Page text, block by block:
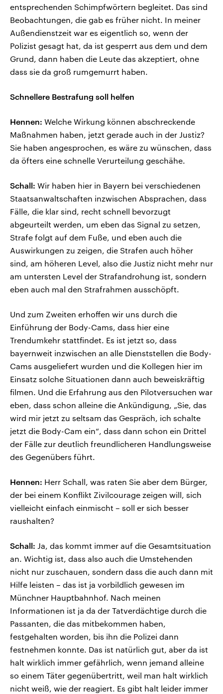
entsprechenden Schimpfwörtern begleitet. Das sind
Beobachtungen, die gab es früher nicht. In meiner
Außendienstzeit war es eigentlich so, wenn der
Polizist gesagt hat, da ist gesperrt aus dem und dem
Grund, dann haben die Leute das akzeptiert, ohne
dass sie da groß rumgemurrt haben.
Schnellere Bestrafung soll helfen
Hennen: Welche Wirkung können abschreckende
Maßnahmen haben, jetzt gerade auch in der Justiz?
Sie haben angesprochen, es wäre zu wünschen, dass
da öfters eine schnelle Verurteilung geschähe.
Schall: Wir haben hier in Bayern bei verschiedenen
Staatsanwaltschaften inzwischen Absprachen, dass
Fälle, die klar sind, recht schnell bevorzugt
abgeurteilt werden, um eben das Signal zu setzen,
Strafe folgt auf dem Fuße, und eben auch die
Auswirkungen zu zeigen, die Strafen auch höher
sind, am höheren Level, also die Justiz nicht mehr nur
am untersten Level der Strafandrohung ist, sondern
eben auch mal den Strafrahmen ausschöpft.
Und zum Zweiten erhoffen wir uns durch die
Einführung der Body-Cams, dass hier eine
Trendumkehr stattfindet. Es ist jetzt so, dass
bayernweit inzwischen an alle Dienststellen die Body-
Cams ausgeliefert wurden und die Kollegen hier im
Einsatz solche Situationen dann auch beweiskräftig
filmen. Und die Erfahrung aus den Pilotversuchen war
eben, dass schon alleine die Ankündigung, „Sie, das
wird mir jetzt zu seltsam das Gespräch, ich schalte
jetzt die Body-Cam ein“, dass dann schon ein Drittel
der Fälle zur deutlich freundlicheren Handlungsweise
des Gegenübers führt.
Hennen: Herr Schall, was raten Sie aber dem Bürger,
der bei einem Konflikt Zivilcourage zeigen will, sich
vielleicht einfach einmischt – soll er sich besser
raushalten?
Schall: Ja, das kommt immer auf die Gesamtsituation
an. Wichtig ist, dass also auch die Umstehenden
nicht nur zuschauen, sondern dass die auch dann mit
Hilfe leisten – das ist ja vorbildlich gewesen im
Münchner Hauptbahnhof. Nach meinen
Informationen ist ja da der Tatverdächtige durch die
Passanten, die das mitbekommen haben,
festgehalten worden, bis ihn die Polizei dann
festnehmen konnte. Das ist natürlich gut, aber da ist
halt wirklich immer gefährlich, wenn jemand alleine
so einem Täter gegenübertritt, weil man halt wirklich
nicht weiß, wie der reagiert. Es gibt halt leider immer